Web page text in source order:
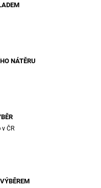
NÁTĚRU
ČR